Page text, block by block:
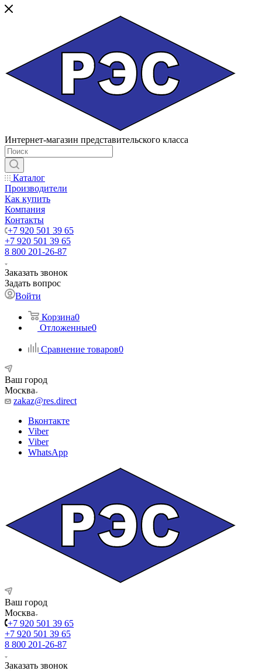
Интернет-магазин представительского класса
Каталог
Производители
Как купить
Компания
Контакты
+7 920 501 39 65
+7 920 501 39 65
8 800 201-26-87
Заказать звонок
Задать вопрос
Войти
Корзина0
Отложенные0
Сравнение товаров0
Ваш город
Москва
zakaz@res.direct
Вконтакте
Viber
Viber
WhatsApp
Ваш город
Москва
+7 920 501 39 65
+7 920 501 39 65
8 800 201-26-87
Заказать звонок